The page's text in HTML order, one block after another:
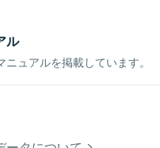
ル
ュアルを掲載しています。